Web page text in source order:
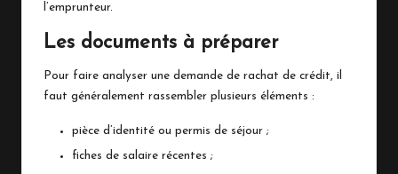
l’emprunteur.
Les documents à préparer
Pour faire analyser une demande de rachat de crédit, il
faut généralement rassembler plusieurs éléments :
pièce d’identité ou permis de séjour ;
fiches de salaire récentes ;